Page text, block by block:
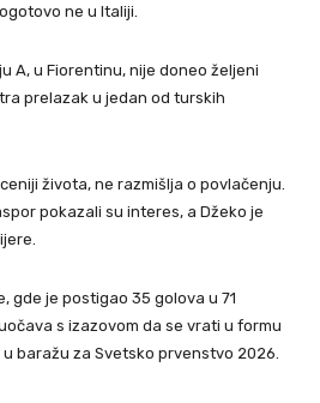
ne u Italiji.
A, u Fiorentinu, nije doneo željeni
prelazak u jedan od turskih
života, ne razmišlja o povlačenju.
pokazali su interes, a Džeko je
gde je postigao 35 golova u 71
s izazovom da se vrati u formu
baražu za Svetsko prvenstvo 2026.